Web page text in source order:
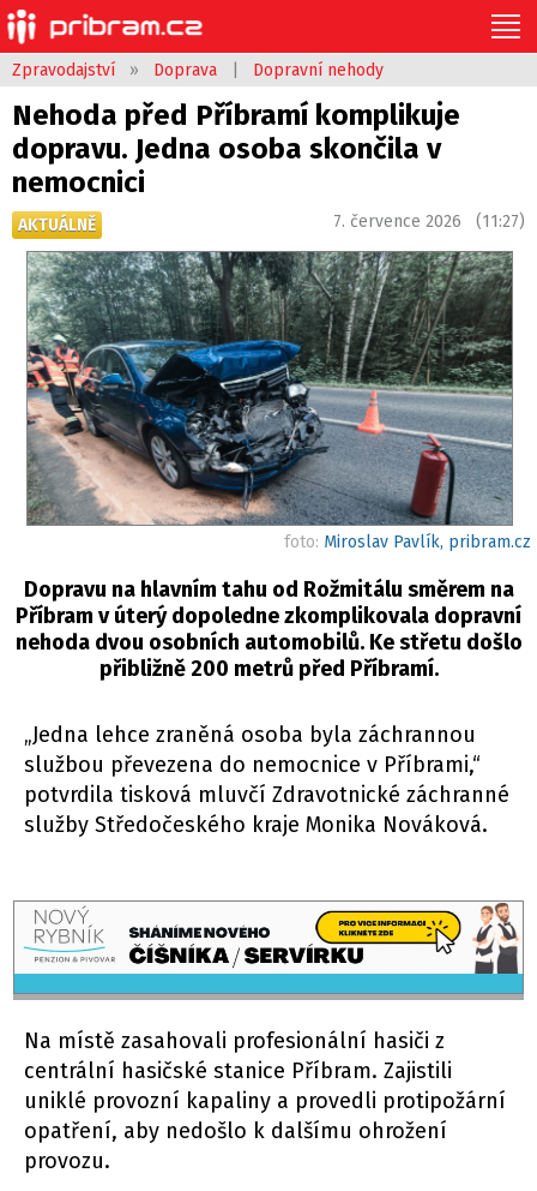
Zpravodajství » Doprava Dopravní nehody
Nehoda před Příbramí komplikuje
dopravu. Jedna osoba skončila v
nemocnici
AKTUÁLNĚ 7. července 2026 (11:27)
foto: Miroslav Pavlík, pribram.cz
Dopravu na hlavním tahu od Rožmitálu směrem na
Příbram v úterý dopoledne zkomplikovala dopravní
nehoda dvou osobních automobilů. Ke střetu došlo
přibližně 200 metrů před Příbramí.
„Jedna lehce zraněná osoba byla záchrannou
službou převezena do nemocnice v Příbrami,“
potvrdila tisková mluvčí Zdravotnické záchranné
služby Středočeského kraje Monika Nováková.
Na místě zasahovali profesionální hasiči z
centrální hasičské stanice Příbram. Zajistili
uniklé provozní kapaliny a provedli protipožární
opatření, aby nedošlo k dalšímu ohrožení
provozu.